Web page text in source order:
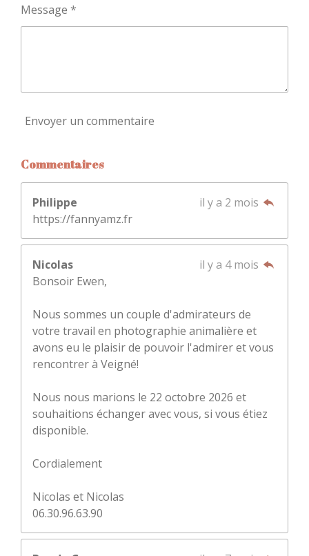
Message *
Envoyer un commentaire
Commentaires
Philippe
il y a 2 mois
https://fannyamz.fr
Nicolas
il y a 4 mois
Bonsoir Ewen,
Nous sommes un couple d'admirateurs de
votre travail en photographie animalière et
avons eu le plaisir de pouvoir l'admirer et vous
rencontrer à Veigné!
Nous nous marions le 22 octobre 2026 et
souhaitions échanger avec vous, si vous étiez
disponible.
Cordialement
Nicolas et Nicolas
06.30.96.63.90